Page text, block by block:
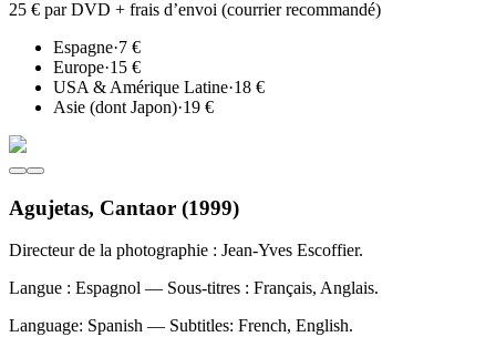
25 € par DVD + frais d’envoi (courrier recommandé)
Espagne·7 €
Europe·15 €
USA & Amérique Latine·18 €
Asie (dont Japon)·19 €
Agujetas, Cantaor (1999)
Directeur de la photographie : Jean-Yves Escoffier.
Langue : Espagnol — Sous-titres : Français, Anglais.
Language: Spanish — Subtitles: French, English.